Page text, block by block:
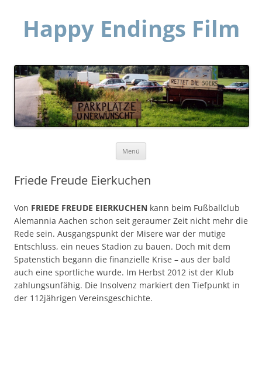
Happy Endings Film
Menü
Friede Freude Eierkuchen
Von FRIEDE FREUDE EIERKUCHEN kann beim Fußballclub
Alemannia Aachen schon seit geraumer Zeit nicht mehr die
Rede sein. Ausgangspunkt der Misere war der mutige
Entschluss, ein neues Stadion zu bauen. Doch mit dem
Spatenstich begann die finanzielle Krise – aus der bald
auch eine sportliche wurde. Im Herbst 2012 ist der Klub
zahlungsunfähig. Die Insolvenz markiert den Tiefpunkt in
der 112jährigen Vereinsgeschichte.